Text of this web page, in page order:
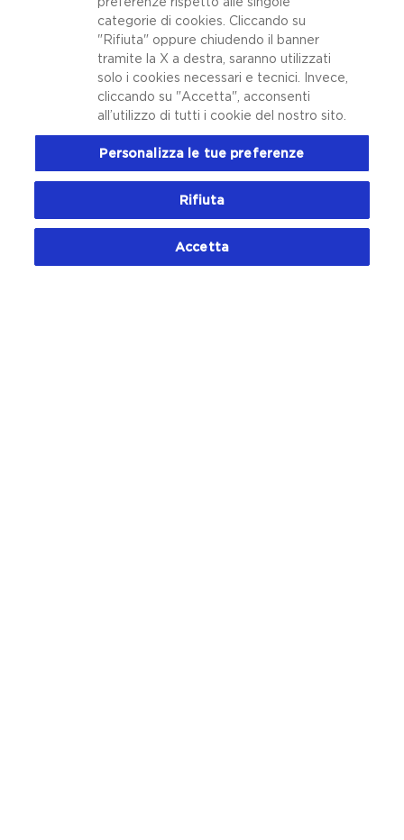
Cosa sono e come curare
la carie ai denti?
Come avere denti bianchi
e sani
categorie di cookies. Cliccando su
"Rifiuta" oppure chiudendo il banner
tramite la X a destra, saranno utilizzati
solo i cookies necessari e tecnici. Invece,
cliccando su "Accetta", acconsenti
all’utilizzo di tutti i cookie del nostro sito.
Personalizza le tue preferenze
Rifiuta
Accetta